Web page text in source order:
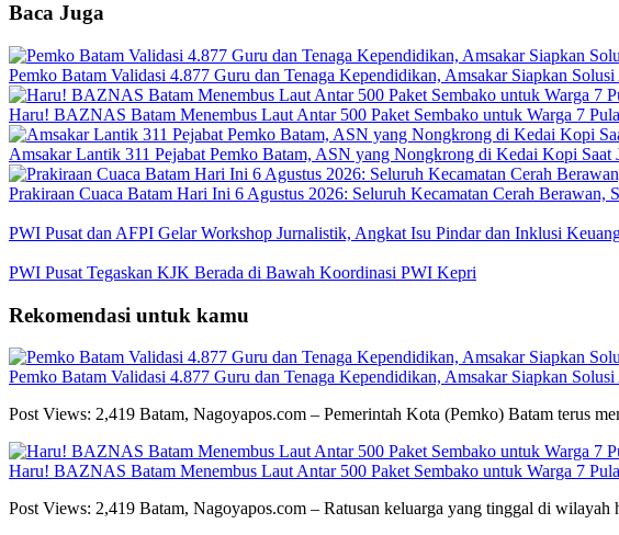
Baca Juga
Pemko Batam Validasi 4.877 Guru dan Tenaga Kependidikan, Amsakar Siapkan
Haru! BAZNAS Batam Menembus Laut Antar 500 Paket Sembako untuk Warga 7
Amsakar Lantik 311 Pejabat Pemko Batam, ASN yang Nongkrong di Kedai Kopi Saat
Prakiraan Cuaca Batam Hari Ini 6 Agustus 2026: Seluruh Kecamatan Cerah Berawan,
PWI Pusat dan AFPI Gelar Workshop Jurnalistik, Angkat Isu Pindar dan Inklusi
PWI Pusat Tegaskan KJK Berada di Bawah Koordinasi PWI Kepri
Rekomendasi untuk kamu
Pemko Batam Validasi 4.877 Guru dan Tenaga Kependidikan, Amsakar Siapkan
Post Views: 2,419 Batam, Nagoyapos.com – Pemerintah Kota (Pemko) Batam terus
Haru! BAZNAS Batam Menembus Laut Antar 500 Paket Sembako untuk Warga 7
Post Views: 2,419 Batam, Nagoyapos.com – Ratusan keluarga yang tinggal di